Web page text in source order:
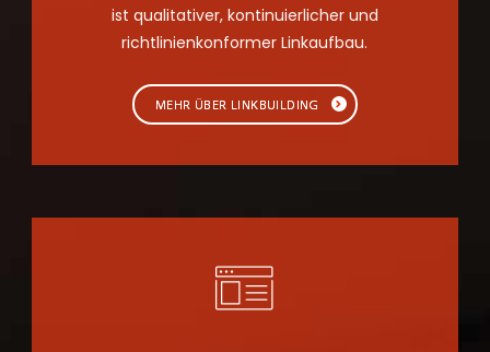
ist qualitativer, kontinuierlicher und
richtlinienkonformer Linkaufbau.
MEHR ÜBER LINKBUILDING